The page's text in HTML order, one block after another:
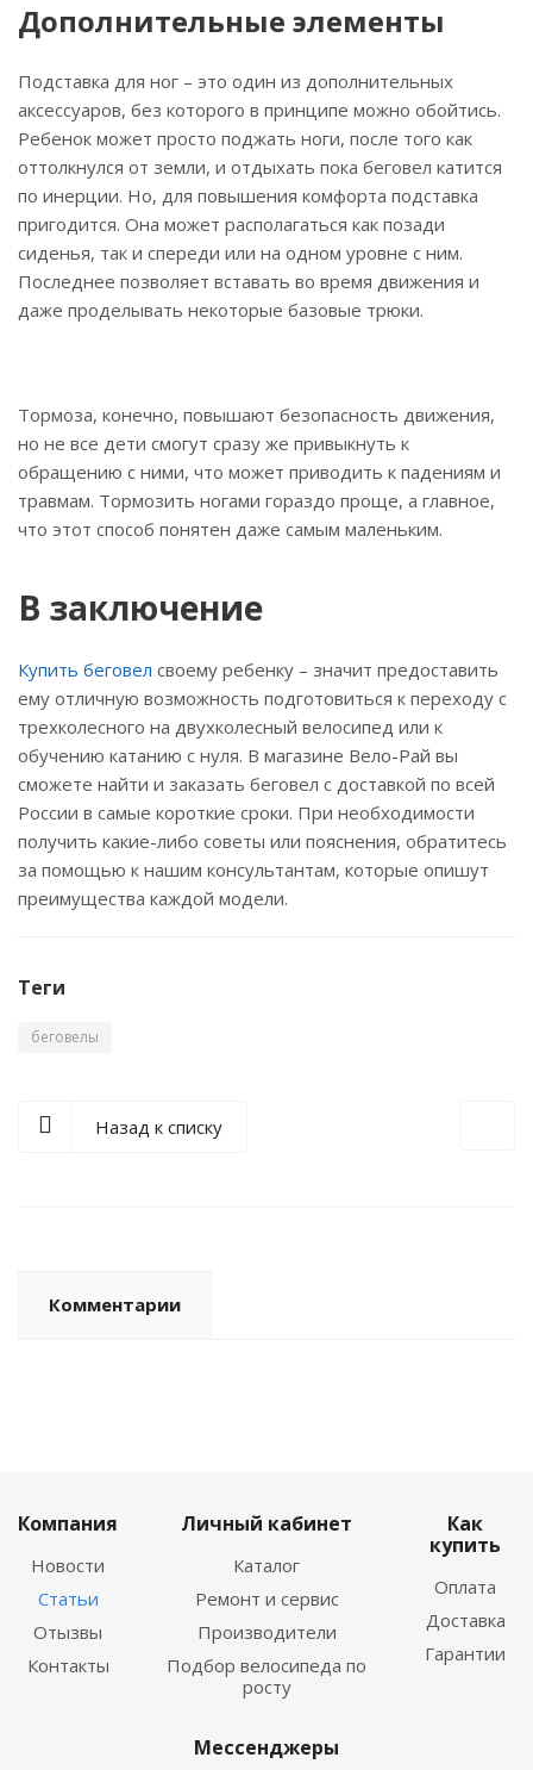
Дополнительные элементы
Подставка для ног – это один из дополнительных
аксессуаров, без которого в принципе можно обойтись.
Ребенок может просто поджать ноги, после того как
оттолкнулся от земли, и отдыхать пока беговел катится
по инерции. Но, для повышения комфорта подставка
пригодится. Она может располагаться как позади
сиденья, так и спереди или на одном уровне с ним.
Последнее позволяет вставать во время движения и
даже проделывать некоторые базовые трюки.
Тормоза, конечно, повышают безопасность движения,
но не все дети смогут сразу же привыкнуть к
обращению с ними, что может приводить к падениям и
травмам. Тормозить ногами гораздо проще, а главное,
что этот способ понятен даже самым маленьким.
В заключение
Купить беговел своему ребенку – значит предоставить
ему отличную возможность подготовиться к переходу с
трехколесного на двухколесный велосипед или к
обучению катанию с нуля. В магазине Вело-Рай вы
сможете найти и заказать беговел с доставкой по всей
России в самые короткие сроки. При необходимости
получить какие-либо советы или пояснения, обратитесь
за помощью к нашим консультантам, которые опишут
преимущества каждой модели.
Теги
беговелы
Назад к списку
Комментарии
Компания
Новости
Статьи
Отызвы
Контакты
Личный кабинет
Каталог
Ремонт и сервис
Производители
Подбор велосипеда по
росту
Как
купить
Оплата
Доставка
Гарантии
Мессенджеры